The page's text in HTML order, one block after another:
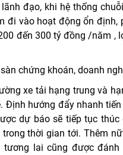
đạo, khi hệ thống
đi vào hoạt động ổn định,
đến 300 tỷ đồng /năm ,
xe tải hạng trung và
Định hướng đẩy nhanh
dự báo sẽ tiếp tục
thời gian tới. Thêm
lai cũng được